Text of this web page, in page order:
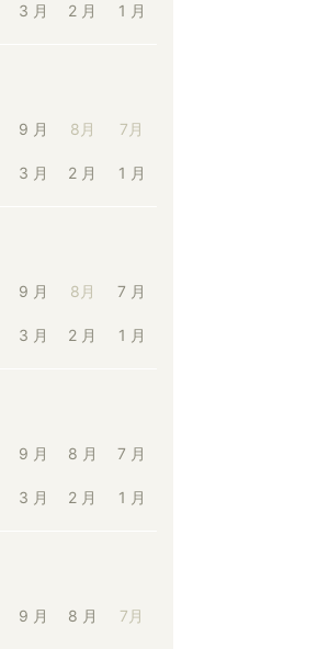
3 月 2 月 1 月
9 月 8月 7月
3 月 2 月 1 月
9 月 8月 7 月
3 月 2 月 1 月
9 月 8 月 7 月
3 月 2 月 1 月
9 月 8 月 7月